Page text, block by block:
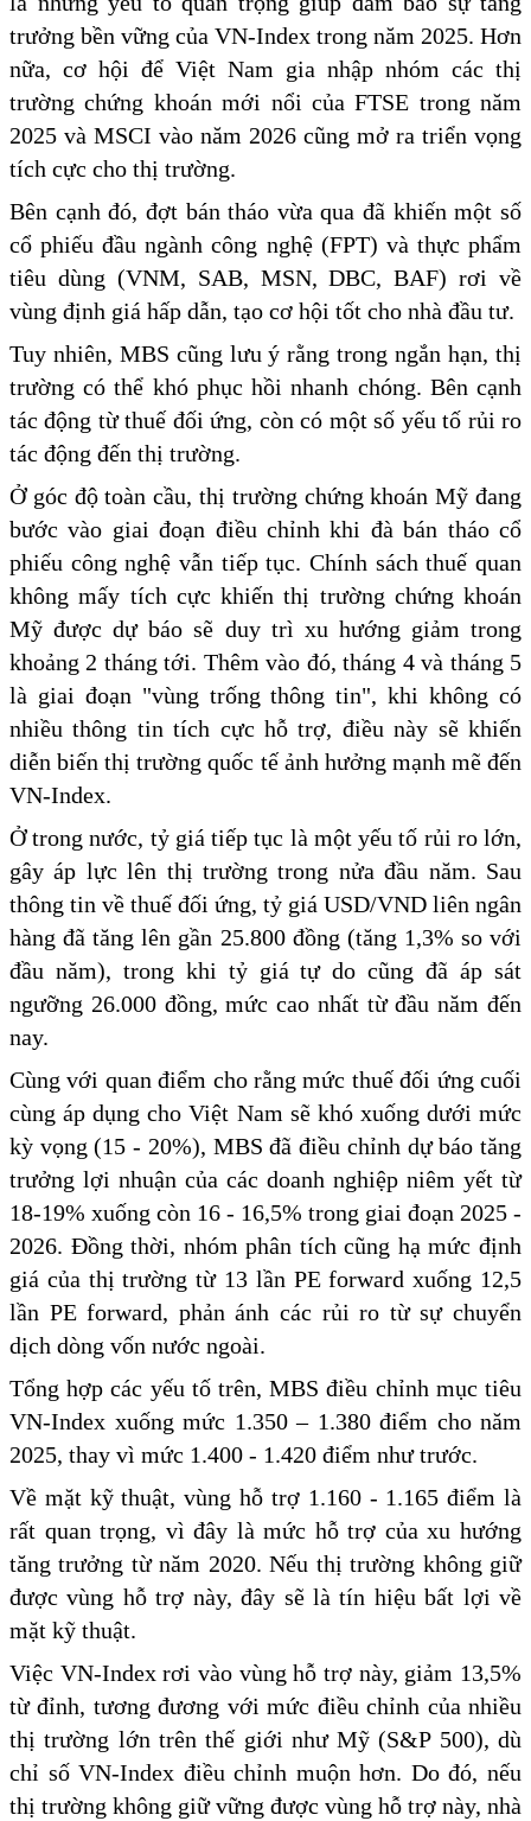
trưởng bền vững của VN-Index trong năm 2025. Hơn
nữa, cơ hội để Việt Nam gia nhập nhóm các thị
trường chứng khoán mới nổi của FTSE trong năm
2025 và MSCI vào năm 2026 cũng mở ra triển vọng
tích cực cho thị trường.
Bên cạnh đó, đợt bán tháo vừa qua đã khiến một số
cổ phiếu đầu ngành công nghệ (FPT) và thực phẩm
tiêu dùng (VNM, SAB, MSN, DBC, BAF) rơi về
vùng định giá hấp dẫn, tạo cơ hội tốt cho nhà đầu tư.
Tuy nhiên, MBS cũng lưu ý rằng trong ngắn hạn, thị
trường có thể khó phục hồi nhanh chóng. Bên cạnh
tác động từ thuế đối ứng, còn có một số yếu tố rủi ro
tác động đến thị trường.
Ở góc độ toàn cầu, thị trường chứng khoán Mỹ đang
bước vào giai đoạn điều chỉnh khi đà bán tháo cổ
phiếu công nghệ vẫn tiếp tục. Chính sách thuế quan
không mấy tích cực khiến thị trường chứng khoán
Mỹ được dự báo sẽ duy trì xu hướng giảm trong
khoảng 2 tháng tới. Thêm vào đó, tháng 4 và tháng 5
là giai đoạn "vùng trống thông tin", khi không có
nhiều thông tin tích cực hỗ trợ, điều này sẽ khiến
diễn biến thị trường quốc tế ảnh hưởng mạnh mẽ đến
VN-Index.
Ở trong nước, tỷ giá tiếp tục là một yếu tố rủi ro lớn,
gây áp lực lên thị trường trong nửa đầu năm. Sau
thông tin về thuế đối ứng, tỷ giá USD/VND liên ngân
hàng đã tăng lên gần 25.800 đồng (tăng 1,3% so với
đầu năm), trong khi tỷ giá tự do cũng đã áp sát
ngưỡng 26.000 đồng, mức cao nhất từ đầu năm đến
nay.
Cùng với quan điểm cho rằng mức thuế đối ứng cuối
cùng áp dụng cho Việt Nam sẽ khó xuống dưới mức
kỳ vọng (15 - 20%), MBS đã điều chỉnh dự báo tăng
trưởng lợi nhuận của các doanh nghiệp niêm yết từ
18-19% xuống còn 16 - 16,5% trong giai đoạn 2025 -
2026. Đồng thời, nhóm phân tích cũng hạ mức định
giá của thị trường từ 13 lần PE forward xuống 12,5
lần PE forward, phản ánh các rủi ro từ sự chuyển
dịch dòng vốn nước ngoài.
Tổng hợp các yếu tố trên, MBS điều chỉnh mục tiêu
VN-Index xuống mức 1.350 – 1.380 điểm cho năm
2025, thay vì mức 1.400 - 1.420 điểm như trước.
Về mặt kỹ thuật, vùng hỗ trợ 1.160 - 1.165 điểm là
rất quan trọng, vì đây là mức hỗ trợ của xu hướng
tăng trưởng từ năm 2020. Nếu thị trường không giữ
được vùng hỗ trợ này, đây sẽ là tín hiệu bất lợi về
mặt kỹ thuật.
Việc VN-Index rơi vào vùng hỗ trợ này, giảm 13,5%
từ đỉnh, tương đương với mức điều chỉnh của nhiều
thị trường lớn trên thế giới như Mỹ (S&P 500), dù
chỉ số VN-Index điều chỉnh muộn hơn. Do đó, nếu
thị trường không giữ vững được vùng hỗ trợ này, nhà